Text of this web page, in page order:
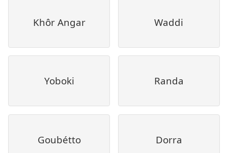
Khôr Angar Waddi
Yoboki Randa
Goubétto Dorra